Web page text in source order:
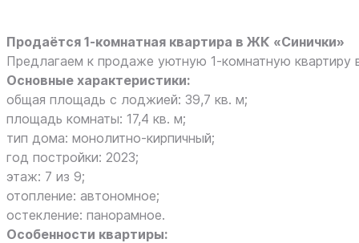
Продаётся 1‑комнатная квартира в ЖК «Синички»
Предлагаем к продаже уютную 1‑комнатную
Основные характеристики:
общая площадь с лоджией: 39,7 кв. м;
площадь комнаты: 17,4 кв. м;
тип дома: монолитно‑кирпичный;
год постройки: 2023;
этаж: 7 из 9;
отопление: автономное;
остекление: панорамное.
Особенности квартиры: